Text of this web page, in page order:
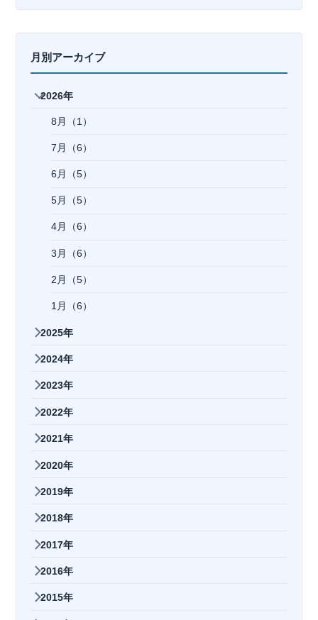
月別アーカイブ
2026年
8月（1）
7月（6）
6月（5）
5月（5）
4月（6）
3月（6）
2月（5）
1月（6）
2025年
2024年
2023年
2022年
2021年
2020年
2019年
2018年
2017年
2016年
2015年